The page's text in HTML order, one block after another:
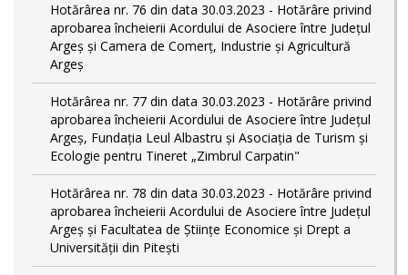
Hotărârea nr. 76 din data 30.03.2023 - Hotărâre privind
aprobarea încheierii Acordului de Asociere între Județul
Argeș și Camera de Comerț, Industrie și Agricultură
Argeș
Hotărârea nr. 77 din data 30.03.2023 - Hotărâre privind
aprobarea încheierii Acordului de Asociere între Județul
Argeș, Fundația Leul Albastru și Asociația de Turism și
Ecologie pentru Tineret „Zimbrul Carpatin"
Hotărârea nr. 78 din data 30.03.2023 - Hotărâre privind
aprobarea încheierii Acordului de Asociere între Județul
Argeș și Facultatea de Științe Economice și Drept a
Universității din Pitești